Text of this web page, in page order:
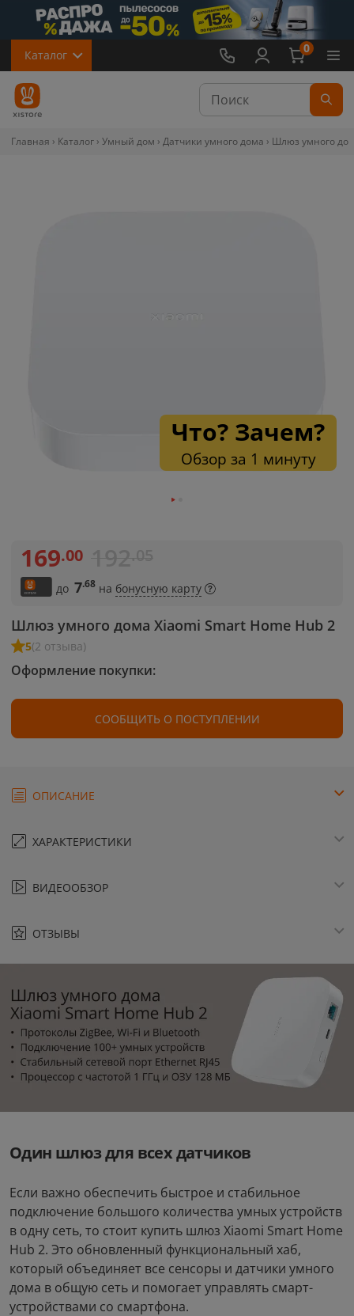
Каталог 0
Главная Каталог Умный дом Датчики умного дома Шлюз умного
Что? Зачем?
Обзор за 1 минуту
Шлюз умного дома Xiaomi Smart Home Hub 2
5(2 отзыва)
169.00
до 7.68 на бонусную карту
Оформление покупки:
СООБЩИТЬ О ПОСТУПЛЕНИИ
ОПИСАНИЕ
ХАРАКТЕРИСТИКИ
ВИДЕООБЗОР
ОТЗЫВЫ
Один шлюз для всех датчиков
Если важно обеспечить быстрое и стабильное
подключение большого количества умных устройств
в одну сеть, то стоит купить шлюз Xiaomi Smart Home
Hub 2. Это обновленный функциональный хаб,
который объединяет все сенсоры и датчики умного
дома в общую сеть и помогает управлять смарт-
устройствами со смартфона.